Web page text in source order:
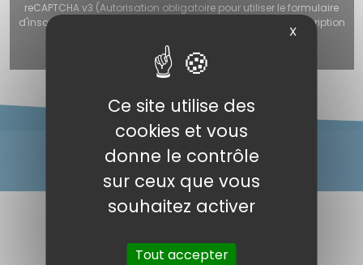
reCAPTCHA v3 (Autorisation obligatoire pour utiliser le formulaire
d'inscription, le formulaire de contact ou le formulaire d'inscription
à la newsletter) est désactivé.
X
Ce site utilise des
cookies et vous
donne le contrôle
sur ceux que vous
souhaitez activer
Tout accepter